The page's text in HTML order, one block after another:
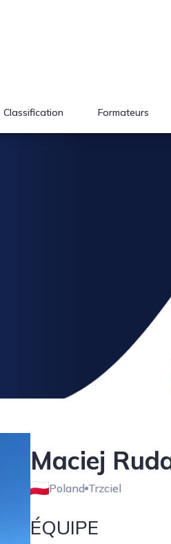
Classification Formateurs
Maciej
Poland Trzciel
ÉQUIPE